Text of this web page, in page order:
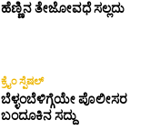
ಹೆಣ್ಣಿನ ತೇಜೋವಧೆ ಸಲ್ಲದು
ಕ್ರೈಂ ಸ್ಪೆಷಲ್
ಬೆಳ್ಳಂಬೆಳಿಗ್ಗೆಯೇ ಪೊಲೀಸರ
ಬಂದೂಕಿನ ಸದ್ದು